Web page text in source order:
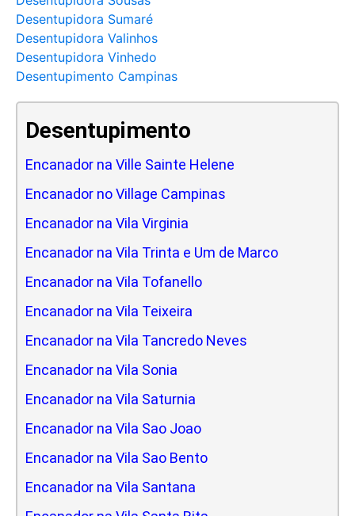
Desentupidora Sumaré
Desentupidora Valinhos
Desentupidora Vinhedo
Desentupimento Campinas
Desentupimento
Encanador na Ville Sainte Helene
Encanador no Village Campinas
Encanador na Vila Virginia
Encanador na Vila Trinta e Um de Marco
Encanador na Vila Tofanello
Encanador na Vila Teixeira
Encanador na Vila Tancredo Neves
Encanador na Vila Sonia
Encanador na Vila Saturnia
Encanador na Vila Sao Joao
Encanador na Vila Sao Bento
Encanador na Vila Santana